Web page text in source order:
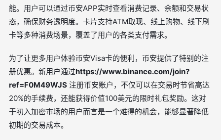
能。用户可以通过币安APP实时查看消费记录、余额和交易状
态，确保财务透明度。卡片支持ATM取现、线上购物、线下刷
卡等多种消费场景，覆盖了用户的各类支付需求。
为了让更多用户体验币安Visa卡的便利，币安提供了特别的注
册优惠。新用户通过https://www.binance.com/join?
ref=F0M49WJS 注册币安账户，不仅可以在交易时节省高达
20%的手续费，还能获得价值100美元的限时礼包奖励。这对
于初入加密市场的用户而言是一个难得的机会，能够显著降低
初期的交易成本。